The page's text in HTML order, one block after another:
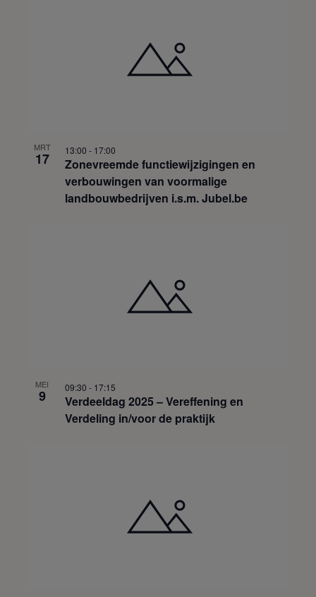
MRT
17
Zonevreemde functiewijzigingen en
verbouwingen van voormalige
landbouwbedrijven i.s.m. Jubel.be
13:00 - 17:00
MEI
9
Verdeeldag 2025 – Vereffening en
Verdeling in/voor de praktijk
09:30 - 17:15